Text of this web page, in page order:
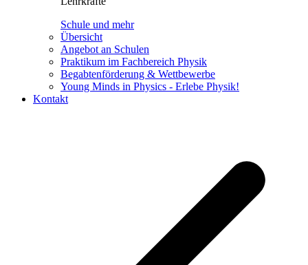
Schule und mehr
Übersicht
Angebot an Schulen
Praktikum im Fachbereich Physik
Begabtenförderung & Wettbewerbe
Young Minds in Physics - Erlebe Physik!
Kontakt